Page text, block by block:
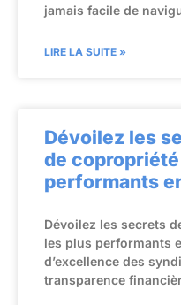
jamais facile de
LIRE LA SUITE »
Dévoilez les
de
performants
Dévoilez les secrets
les plus performants
d’excellence des
transparence